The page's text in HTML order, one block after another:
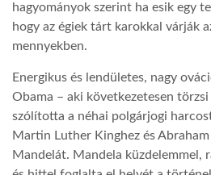
hagyományok szerint ha esik egy
hogy az égiek tárt karokkal várják
mennyekben.
Energikus és lendületes, nagy
Obama – aki következetesen
szólította a néhai polgárjogi
Martin Luther Kinghez és
Mandelát. Mandela küzdelemmel,